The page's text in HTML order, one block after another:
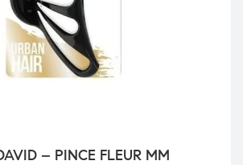
– PINCE FLEUR MM